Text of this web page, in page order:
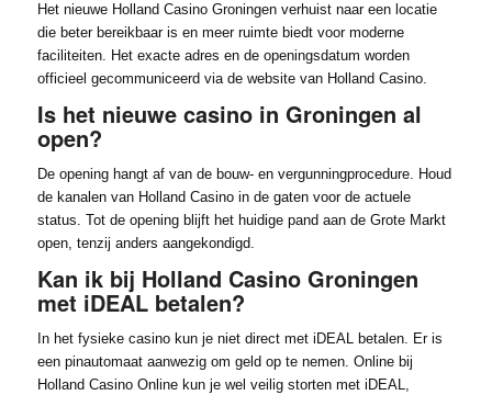
Het nieuwe Holland Casino Groningen verhuist naar een locatie
die beter bereikbaar is en meer ruimte biedt voor moderne
faciliteiten. Het exacte adres en de openingsdatum worden
officieel gecommuniceerd via de website van Holland Casino.
Is het nieuwe casino in Groningen al
open?
De opening hangt af van de bouw- en vergunningprocedure. Houd
de kanalen van Holland Casino in de gaten voor de actuele
status. Tot de opening blijft het huidige pand aan de Grote Markt
open, tenzij anders aangekondigd.
Kan ik bij Holland Casino Groningen
met iDEAL betalen?
In het fysieke casino kun je niet direct met iDEAL betalen. Er is
een pinautomaat aanwezig om geld op te nemen. Online bij
Holland Casino Online kun je wel veilig storten met iDEAL,